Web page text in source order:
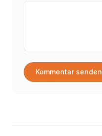
Kommentar senden